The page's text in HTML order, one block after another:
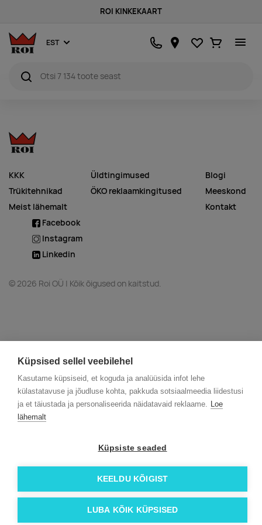
Küpsised sellel veebilehel
Kasutame küpsiseid, et koguda ja analüüsida infot lehe
külastatavuse ja jõudluse kohta, pakkuda sotsiaalmeedia liidestusi
ja et täiustada ja personaliseerida näidatavaid reklaame. Loe
lähemalt
Küpsiste seaded
KEELDU KÕIGIST
LUBA KÕIK KÜPSISED
ROI KINKEKAART
EST Lemmikud
Ostukorv
KKK
Trükitehnikad
Meist lähemalt
Üldtingimused
ÖKO reklaamkingitused
Blogi
Meeskond
Kontakt
Facebook
Instagram
Linkedin
© 2026 Roi OÜ | Kõik õigused on kaitstud.